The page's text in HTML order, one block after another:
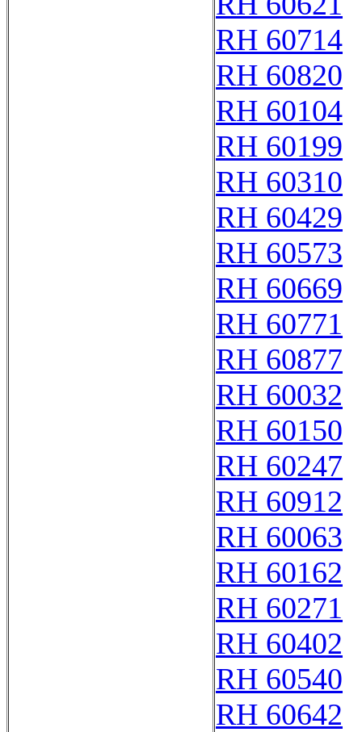
RH 60714
RH 60820
RH 60104
RH 60199
RH 60310
RH 60429
RH 60573
RH 60669
RH 60771
RH 60877
RH 60032
RH 60150
RH 60247
RH 60912
RH 60063
RH 60162
RH 60271
RH 60402
RH 60540
RH 60642